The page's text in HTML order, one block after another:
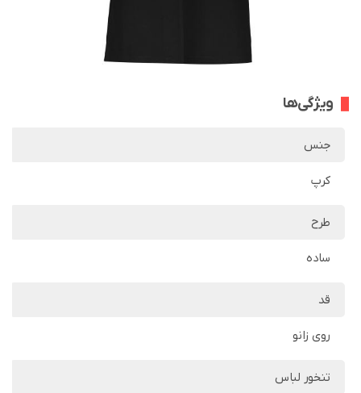
ویژگی‌ها
جنس
کرپ
طرح
ساده
قد
روی زانو
تنخور لباس